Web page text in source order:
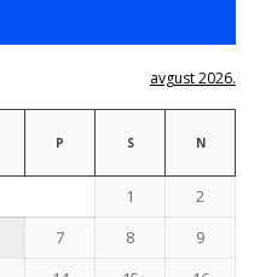
avgust 2026.
P S N
1
2
7 8
9